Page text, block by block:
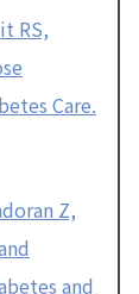
RS,
Care.
Z,
and